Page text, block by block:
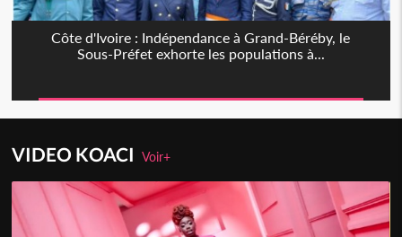
Côte d'Ivoire : Indépendance à Grand-Béréby, le
Sous-Préfet exhorte les populations à...
VIDEO KOACIVoir+